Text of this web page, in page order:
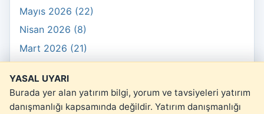
Mayıs 2026 (22)
Nisan 2026 (8)
Mart 2026 (21)
Ocak 2026 (3)
YASAL UYARI
Burada yer alan yatırım bilgi, yorum ve tavsiyeleri yatırım
danışmanlığı kapsamında değildir. Yatırım danışmanlığı